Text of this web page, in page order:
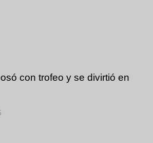
con trofeo y se divirtió en